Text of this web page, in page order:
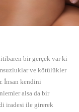
bir gerçek var ki
ve kötülükler
İnsan kendini
alsa da bir
iradesi ile girerek